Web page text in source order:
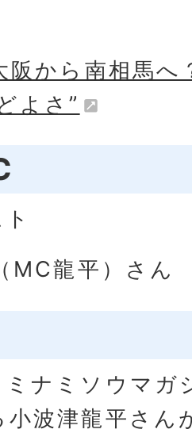
から南相馬へ
よさ”
MC龍平）さん
ナミソウマガ
小波津龍平さん